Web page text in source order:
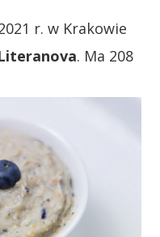
r. w Krakowie
. Ma 208